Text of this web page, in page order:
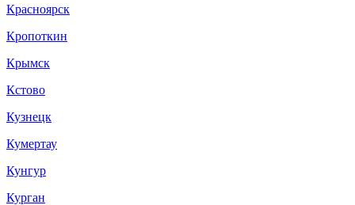
Красноярск
Кропоткин
Крымск
Кстово
Кузнецк
Кумертау
Кунгур
Курган